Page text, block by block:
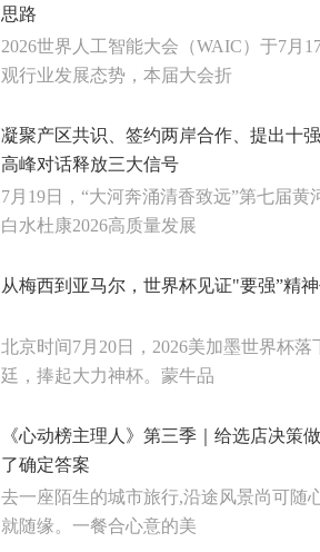
思路
2026世界人工智能大会（WAIC）于7月
观行业发展态势，本届大会折
凝聚产区共识、签约两岸合作、提出十
高峰对话释放三大信号
7月19日，“大河奔涌清香致远”第七届
白水杜康2026高质量发展
从梅西到亚马尔，世界杯见证"要强”精
北京时间7月20日，2026美加墨世界杯
廷，捧起大力神杯。蒙牛品
《心动榜主理人》第三季｜给选店决策
了确定答案
去一座陌生的城市旅行,沿途风景尚可随
就随缘。一餐合心意的美